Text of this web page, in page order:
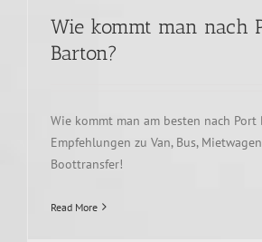
Wie kommt man nach
Barton?
Wie kommt man am besten nach Port
Empfehlungen zu Van, Bus,
Boottransfer!
Read More